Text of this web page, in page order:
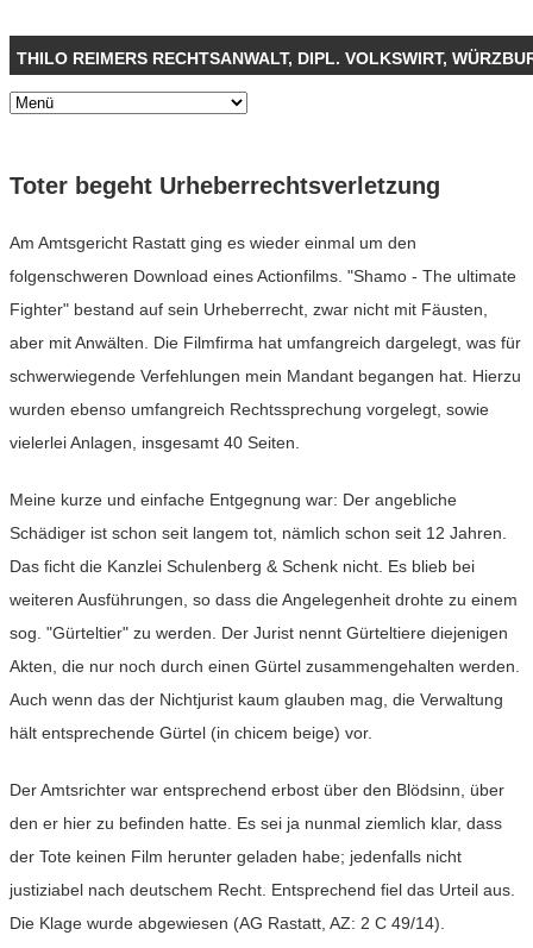
THILO REIMERS RECHTSANWALT, DIPL. VOLKSWIRT,
Toter begeht Urheberrechtsverletzung
Am Amtsgericht Rastatt ging es wieder einmal um den
folgenschweren Download eines Actionfilms. "Shamo - The ultimate
Fighter" bestand auf sein Urheberrecht, zwar nicht mit Fäusten,
aber mit Anwälten. Die Filmfirma hat umfangreich dargelegt, was für
schwerwiegende Verfehlungen mein Mandant begangen hat. Hierzu
wurden ebenso umfangreich Rechtssprechung vorgelegt, sowie
vielerlei Anlagen, insgesamt 40 Seiten.
Meine kurze und einfache Entgegnung war: Der angebliche
Schädiger ist schon seit langem tot, nämlich schon seit 12 Jahren.
Das ficht die Kanzlei Schulenberg & Schenk nicht. Es blieb bei
weiteren Ausführungen, so dass die Angelegenheit drohte zu einem
sog. "Gürteltier" zu werden. Der Jurist nennt Gürteltiere diejenigen
Akten, die nur noch durch einen Gürtel zusammengehalten werden.
Auch wenn das der Nichtjurist kaum glauben mag, die Verwaltung
hält entsprechende Gürtel (in chicem beige) vor.
Der Amtsrichter war entsprechend erbost über den Blödsinn, über
den er hier zu befinden hatte. Es sei ja nunmal ziemlich klar, dass
der Tote keinen Film herunter geladen habe; jedenfalls nicht
justiziabel nach deutschem Recht. Entsprechend fiel das Urteil aus.
Die Klage wurde abgewiesen (AG Rastatt, AZ: 2 C 49/14).